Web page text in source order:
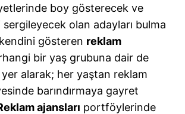
boy gösterecek ve
olan adayları bulma
gösteren reklam
bir yaş grubuna dair de
yer alarak; her yaştan reklam
barındırmaya gayret
ajansları portföylerinde